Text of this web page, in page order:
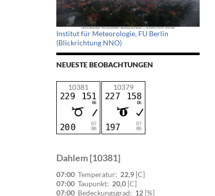
Institut für Meteorologie, FU Berlin
(Blickrichtung NNO)
NEUESTE BEOBACHTUNGEN
10381 10379
Dahlem [10381]
07:00 Temperatur: 22,9 [C]
07:00 Taupunkt: 20,0 [C]
07:00 Bedeckungsgrad: 12 [%]